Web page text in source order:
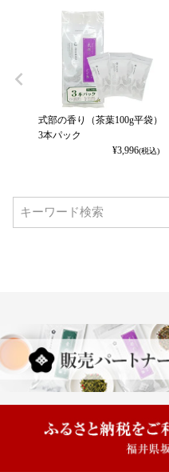
式部の香り（茶葉100g平袋）
3本パック
¥3,996(税込)